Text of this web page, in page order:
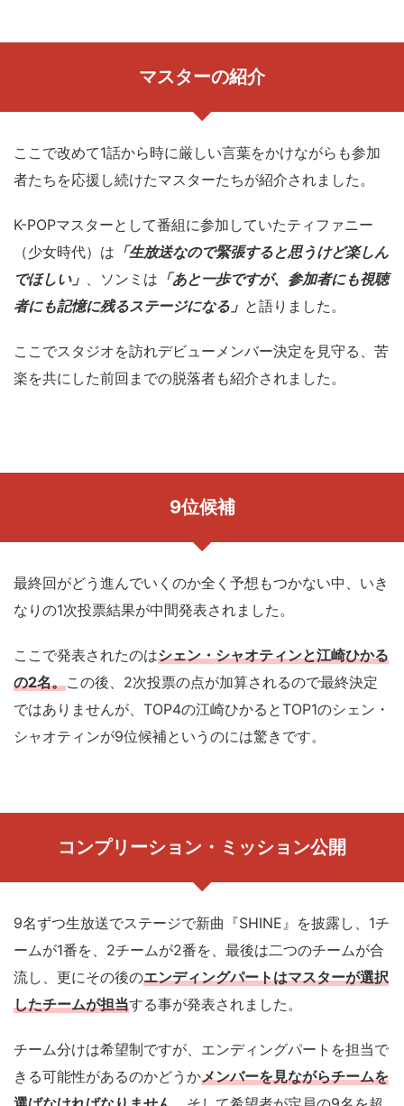
マスターの紹介
ここで改めて1話から時に厳しい言葉をかけながらも参加
者たちを応援し続けたマスターたちが紹介されました。
K-POPマスターとして番組に参加していたティファニー
（少女時代）は 「生放送なので緊張すると思うけど楽しん
でほしい」
、ソンミは 「あと一歩ですが、参加者にも視聴
者にも記憶に残るステージになる」 と語りました。
ここでスタジオを訪れデビューメンバー決定を見守る、苦
楽を共にした前回までの脱落者も紹介されました。
9位候補
最終回がどう進んでいくのか全く予想もつかない中、いき
なりの1次投票結果が中間発表されました。
ここで発表されたのはシェン・シャオティンと江崎ひかる
の2名。この後、2次投票の点が加算されるので最終決定
ではありませんが、TOP4の江崎ひかるとTOP1のシェン・
シャオティンが9位候補というのには驚きです。
コンプリーション・ミッション公開
9名ずつ生放送でステージで新曲『SHINE』を披露し、1チ
ームが1番を、2チームが2番を、最後は二つのチームが合
流し、更にその後のエンディングパートはマスターが選択
したチームが担当する事が発表されました。
チーム分けは希望制ですが、エンディングパートを担当で
きる可能性があるのかどうかメンバーを見ながらチームを